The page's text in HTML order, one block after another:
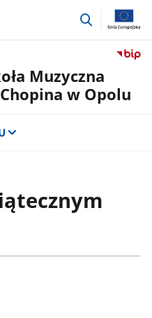
przejdź
Muzyczna
w Opolu